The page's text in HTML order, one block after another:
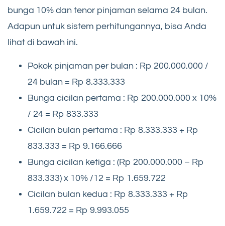
bunga 10% dan tenor pinjaman selama 24 bulan.
Adapun untuk sistem perhitungannya, bisa Anda
lihat di bawah ini.
Pokok pinjaman per bulan : Rp 200.000.000 /
24 bulan = Rp 8.333.333
Bunga cicilan pertama : Rp 200.000.000 x 10%
/ 24 = Rp 833.333
Cicilan bulan pertama : Rp 8.333.333 + Rp
833.333 = Rp 9.166.666
Bunga cicilan ketiga : (Rp 200.000.000 – Rp
833.333) x 10% /12 = Rp 1.659.722
Cicilan bulan kedua : Rp 8.333.333 + Rp
1.659.722 = Rp 9.993.055